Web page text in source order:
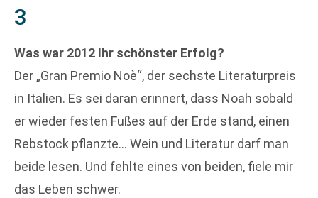
3
Was war 2012 Ihr schönster Erfolg?
Der „Gran Premio Noè“, der sechste Literaturpreis
in Italien. Es sei daran erinnert, dass Noah sobald
er wieder festen Fußes auf der Erde stand, einen
Rebstock pflanzte… Wein und Literatur darf man
beide lesen. Und fehlte eines von beiden, fiele mir
das Leben schwer.